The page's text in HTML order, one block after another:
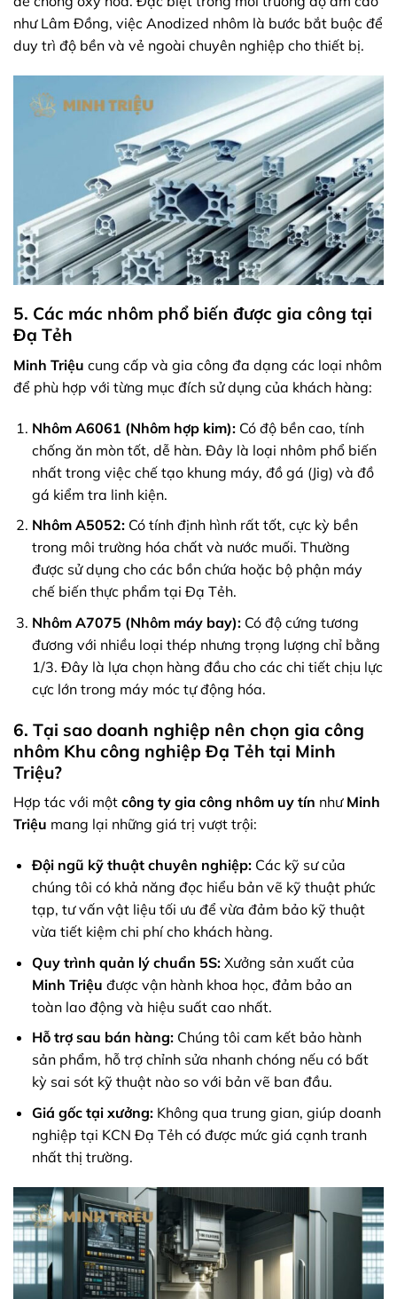
như Lâm Đồng, việc Anodized nhôm là bước bắt buộc để
duy trì độ bền và vẻ ngoài chuyên nghiệp cho thiết bị.
5. Các mác nhôm phổ biến được gia công tại
Đạ Tẻh
Minh Triệu cung cấp và gia công đa dạng các loại nhôm
để phù hợp với từng mục đích sử dụng của khách hàng:
Nhôm A6061 (Nhôm hợp kim):Có độ bền cao, tính
chống ăn mòn tốt, dễ hàn. Đây là loại nhôm phổ biến
nhất trong việc chế tạo khung máy, đồ gá (Jig) và đồ
gá kiểm tra linh kiện.
Nhôm A5052:Có tính định hình rất tốt, cực kỳ bền
trong môi trường hóa chất và nước muối. Thường
được sử dụng cho các bồn chứa hoặc bộ phận máy
chế biến thực phẩm tại Đạ Tẻh.
Nhôm A7075 (Nhôm máy bay):Có độ cứng tương
đương với nhiều loại thép nhưng trọng lượng chỉ bằng
1/3. Đây là lựa chọn hàng đầu cho các chi tiết chịu lực
cực lớn trong máy móc tự động hóa.
6. Tại sao doanh nghiệp nên chọn gia công
nhôm Khu công nghiệp Đạ Tẻh tại Minh
Triệu?
Hợp tác với một công ty gia công nhôm uy tín như Minh
Triệu mang lại những giá trị vượt trội:
Đội ngũ kỹ thuật chuyên nghiệp:Các kỹ sư của
chúng tôi có khả năng đọc hiểu bản vẽ kỹ thuật phức
tạp, tư vấn vật liệu tối ưu để vừa đảm bảo kỹ thuật
vừa tiết kiệm chi phí cho khách hàng.
Quy trình quản lý chuẩn 5S:Xưởng sản xuất của
Minh Triệu được vận hành khoa học, đảm bảo an
toàn lao động và hiệu suất cao nhất.
Hỗ trợ sau bán hàng:Chúng tôi cam kết bảo hành
sản phẩm, hỗ trợ chỉnh sửa nhanh chóng nếu có bất
kỳ sai sót kỹ thuật nào so với bản vẽ ban đầu.
Giá gốc tại xưởng:Không qua trung gian, giúp doanh
nghiệp tại KCN Đạ Tẻh có được mức giá cạnh tranh
nhất thị trường.